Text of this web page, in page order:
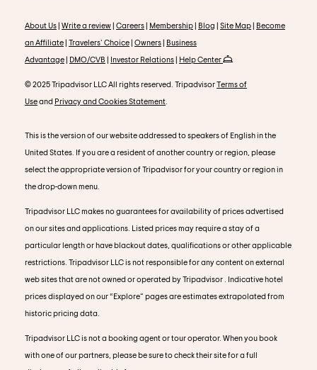
About Us| Write a review| Careers| Membership| Blog | Site Map| Become
an Affiliate| Travelers' Choice| Owners| Business
Advantage| DMO/CVB | Investor Relations| Help Center
© 2025 Tripadvisor LLC All rights reserved. TripadvisorTerms of
Useand Privacy and Cookies Statement
This is the version of our website addressed to speakers of English in the
United States. If you are a resident of another country or region, please
select the appropriate version of Tripadvisor for your country or region in
the drop-down menu.
Tripadvisor LLC makes no guarantees for availability of prices advertised
on our sites and applications. Listed prices may require a stay of a
particular length or have blackout dates, qualifications or other applicable
restrictions. Tripadvisor LLC is not responsible for any content on external
web sites that are not owned or operated by Tripadvisor . Indicative hotel
prices displayed on our “Explore” pages are estimates extrapolated from
historic pricing data.
Tripadvisor LLC is not a booking agent or tour operator. When you book
with one of our partners, please be sure to check their site for a full